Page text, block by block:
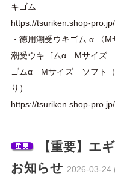
キゴム
https://tsuriken.shop-
・徳用潮受ウキゴム α 〈
潮受ウキゴムα Mサイズ
ゴムα Mサイズ ソフト（
り）
https://tsuriken.shop-
【重要】エ
お知らせ 2026-03-24